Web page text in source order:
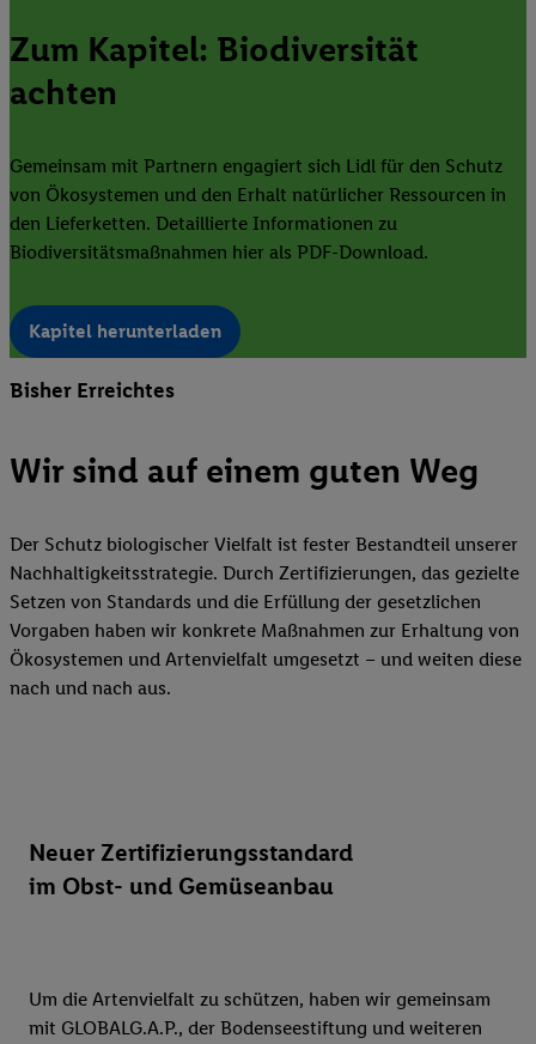
Zum Kapitel: Biodiversität
achten
Gemeinsam mit Partnern engagiert sich Lidl für den Schutz
von Ökosystemen und den Erhalt natürlicher Ressourcen in
den Lieferketten. Detaillierte Informationen zu
Biodiversitätsmaßnahmen hier als PDF-Download.
Kapitel herunterladen
Bisher Erreichtes
Wir sind auf einem guten Weg
Der Schutz biologischer Vielfalt ist fester Bestandteil unserer
Nachhaltigkeitsstrategie. Durch Zertifizierungen, das gezielte
Setzen von Standards und die Erfüllung der gesetzlichen
Vorgaben haben wir konkrete Maßnahmen zur Erhaltung von
Ökosystemen und Artenvielfalt umgesetzt – und weiten diese
nach und nach aus.
Neuer Zertifizierungsstandard
im Obst- und Gemüseanbau
Um die Artenvielfalt zu schützen, haben wir gemeinsam
mit GLOBALG.A.P., der Bodenseestiftung und weiteren